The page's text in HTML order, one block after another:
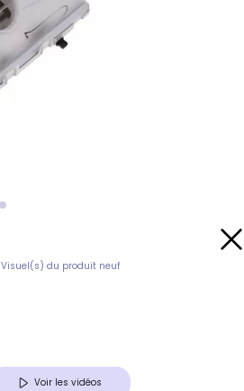
Visuel(s) du produit neuf
Voir les vidéos